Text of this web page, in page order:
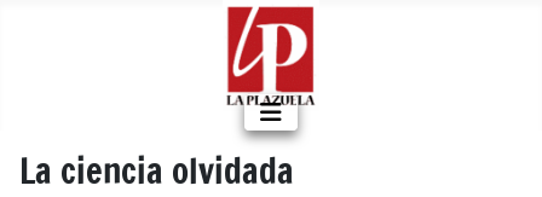
La ciencia olvidada